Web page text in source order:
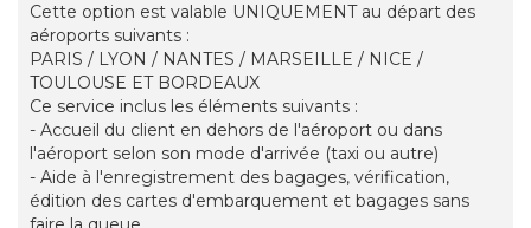
Cette option est valable UNIQUEMENT au départ des
aéroports suivants :
PARIS / LYON / NANTES / MARSEILLE / NICE /
TOULOUSE ET BORDEAUX
Ce service inclus les éléments suivants :
- Accueil du client en dehors de l'aéroport ou dans
l'aéroport selon son mode d'arrivée (taxi ou autre)
- Aide à l'enregistrement des bagages, vérification,
édition des cartes d'embarquement et bagages sans